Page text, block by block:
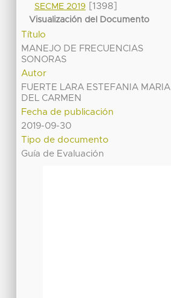
SECME 2019
[1398]
Visualización del Documento
Título
MANEJO DE FRECUENCIAS
SONORAS
Autor
FUERTE LARA ESTEFANIA MARIA
DEL CARMEN
Fecha de publicación
2019-09-30
Tipo de documento
Guía de Evaluación